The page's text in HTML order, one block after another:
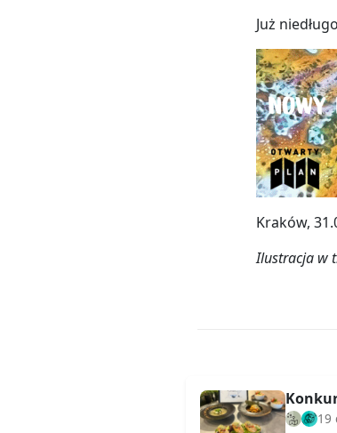
Już
Kraków,
Ilustracja w
19